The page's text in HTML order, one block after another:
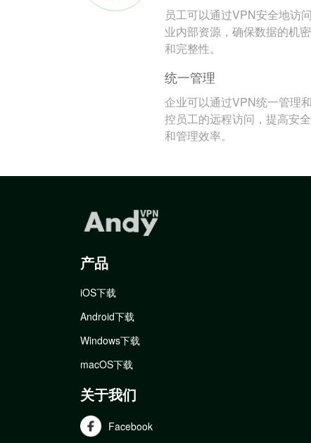
员工可以通过VPN安全地访
业内部资源，确保数据的机
和完整性。
统一管理
企业可以通过VPN统一管理
控员工的远程访问，提高安
和管理效率。
产品
iOS下载
Android下载
Windows下载
macOS下载
关于我们
Facebook